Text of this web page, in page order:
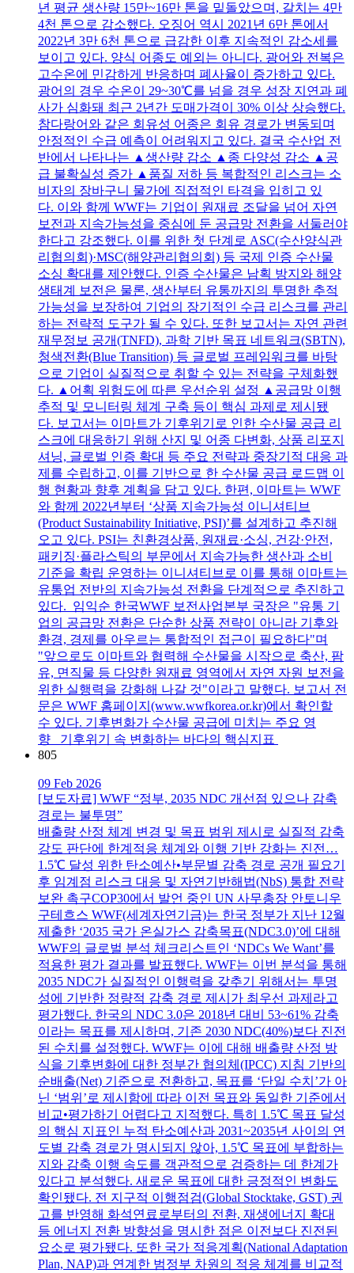
년 평균 생산량 15만~16만 톤을 밑돌았으며, 갈치는 4만
4천 톤으로 감소했다. 오징어 역시 2021년 6만 톤에서
2022년 3만 6천 톤으로 급감한 이후 지속적인 감소세를
보이고 있다. 양식 어종도 예외는 아니다. 광어와 전복은
고수온에 민감하게 반응하며 폐사율이 증가하고 있다.
광어의 경우 수온이 29~30℃를 넘을 경우 성장 지연과 폐
사가 심화돼 최근 2년간 도매가격이 30% 이상 상승했다.
참다랑어와 같은 회유성 어종은 회유 경로가 변동되며
안정적인 수급 예측이 어려워지고 있다. 결국 수산업 전
반에서 나타나는 ▲생산량 감소 ▲종 다양성 감소 ▲공
급 불확실성 증가 ▲품질 저하 등 복합적인 리스크는 소
비자의 장바구니 물가에 직접적인 타격을 입히고 있
다. 이와 함께 WWF는 기업이 원재료 조달을 넘어 자연
보전과 지속가능성을 중심에 둔 공급망 전환을 서둘러야
한다고 강조했다. 이를 위한 첫 단계로 ASC(수산양식관
리협의회)·MSC(해양관리협의회) 등 국제 인증 수산물
소싱 확대를 제안했다. 인증 수산물은 남획 방지와 해양
생태계 보전은 물론, 생산부터 유통까지의 투명한 추적
가능성을 보장하여 기업의 장기적인 수급 리스크를 관리
하는 전략적 도구가 될 수 있다. 또한 보고서는 자연 관련
재무정보 공개(TNFD), 과학 기반 목표 네트워크(SBTN),
청색전환(Blue Transition) 등 글로벌 프레임워크를 바탕
으로 기업이 실질적으로 취할 수 있는 전략을 구체화했
다. ▲어획 위험도에 따른 우선순위 설정 ▲공급망 이행
추적 및 모니터링 체계 구축 등이 핵심 과제로 제시됐
다. 보고서는 이마트가 기후위기로 인한 수산물 공급 리
스크에 대응하기 위해 산지 및 어종 다변화, 상품 리포지
셔닝, 글로벌 인증 확대 등 주요 전략과 중장기적 대응 과
제를 수립하고, 이를 기반으로 한 수산물 공급 로드맵 이
행 현황과 향후 계획을 담고 있다. 한편, 이마트는 WWF
와 함께 2022년부터 ‘상품 지속가능성 이니셔티브
(Product Sustainability Initiative, PSI)’를 설계하고 추진해
오고 있다. PSI는 친환경상품, 원재료·소싱, 건강·안전,
패키징·플라스틱의 부문에서 지속가능한 생산과 소비
기준을 확립 운영하는 이니셔티브로 이를 통해 이마트는
유통업 전반의 지속가능성 전환을 단계적으로 추진하고
있다. 임익순 한국WWF 보전사업본부 국장은 "유통 기
업의 공급망 전환은 단순한 상품 전략이 아니라 기후와
환경, 경제를 아우르는 통합적인 접근이 필요하다"며
"앞으로도 이마트와 협력해 수산물을 시작으로 축산, 팜
유, 면직물 등 다양한 원재료 영역에서 자연 자원 보전을
위한 실행력을 강화해 나갈 것"이라고 말했다. 보고서 전
문은 WWF 홈페이지(www.wwfkorea.or.kr)에서 확인할
수 있다. 기후변화가 수산물 공급에 미치는 주요 영
향 기후위기 속 변화하는 바다의 핵심지표
805
09 Feb 2026
[보도자료] WWF “정부, 2035 NDC 개선점 있으나 감축
경로는 불투명”
배출량 산정 체계 변경 및 목표 범위 제시로 실질적 감축
강도 판단에 한계적응 체계와 이행 기반 강화는 진전…
1.5℃ 달성 위한 탄소예산•부문별 감축 경로 공개 필요기
후 임계점 리스크 대응 및 자연기반해법(NbS) 통합 전략
보완 촉구COP30에서 발언 중인 UN 사무총장 안토니우
구테흐스 WWF(세계자연기금)는 한국 정부가 지난 12월
제출한 ‘2035 국가 온실가스 감축목표(NDC3.0)’에 대해
WWF의 글로벌 분석 체크리스트인 ‘NDCs We Want’를
적용한 평가 결과를 발표했다. WWF는 이번 분석을 통해
2035 NDC가 실질적인 이행력을 갖추기 위해서는 투명
성에 기반한 정량적 감축 경로 제시가 최우선 과제라고
평가했다. 한국의 NDC 3.0은 2018년 대비 53~61% 감축
이라는 목표를 제시하며, 기존 2030 NDC(40%)보다 진전
된 수치를 설정했다. WWF는 이에 대해 배출량 산정 방
식을 기후변화에 대한 정부간 협의체(IPCC) 지침 기반의
순배출(Net) 기준으로 전환하고, 목표를 ‘단일 수치’가 아
닌 ‘범위’로 제시함에 따라 이전 목표와 동일한 기준에서
비교•평가하기 어렵다고 지적했다. 특히 1.5℃ 목표 달성
의 핵심 지표인 누적 탄소예산과 2031~2035년 사이의 연
도별 감축 경로가 명시되지 않아, 1.5℃ 목표에 부합하는
지와 감축 이행 속도를 객관적으로 검증하는 데 한계가
있다고 분석했다. 새로운 목표에 대한 긍정적인 변화도
확인됐다. 전 지구적 이행점검(Global Stocktake, GST) 권
고를 반영해 화석연료로부터의 전환, 재생에너지 확대
등 에너지 전환 방향성을 명시한 점은 이전보다 진전된
요소로 평가됐다. 또한 국가 적응계획(National Adaptation
Plan, NAP)과 연계한 범정부 차원의 적응 체계를 비교적